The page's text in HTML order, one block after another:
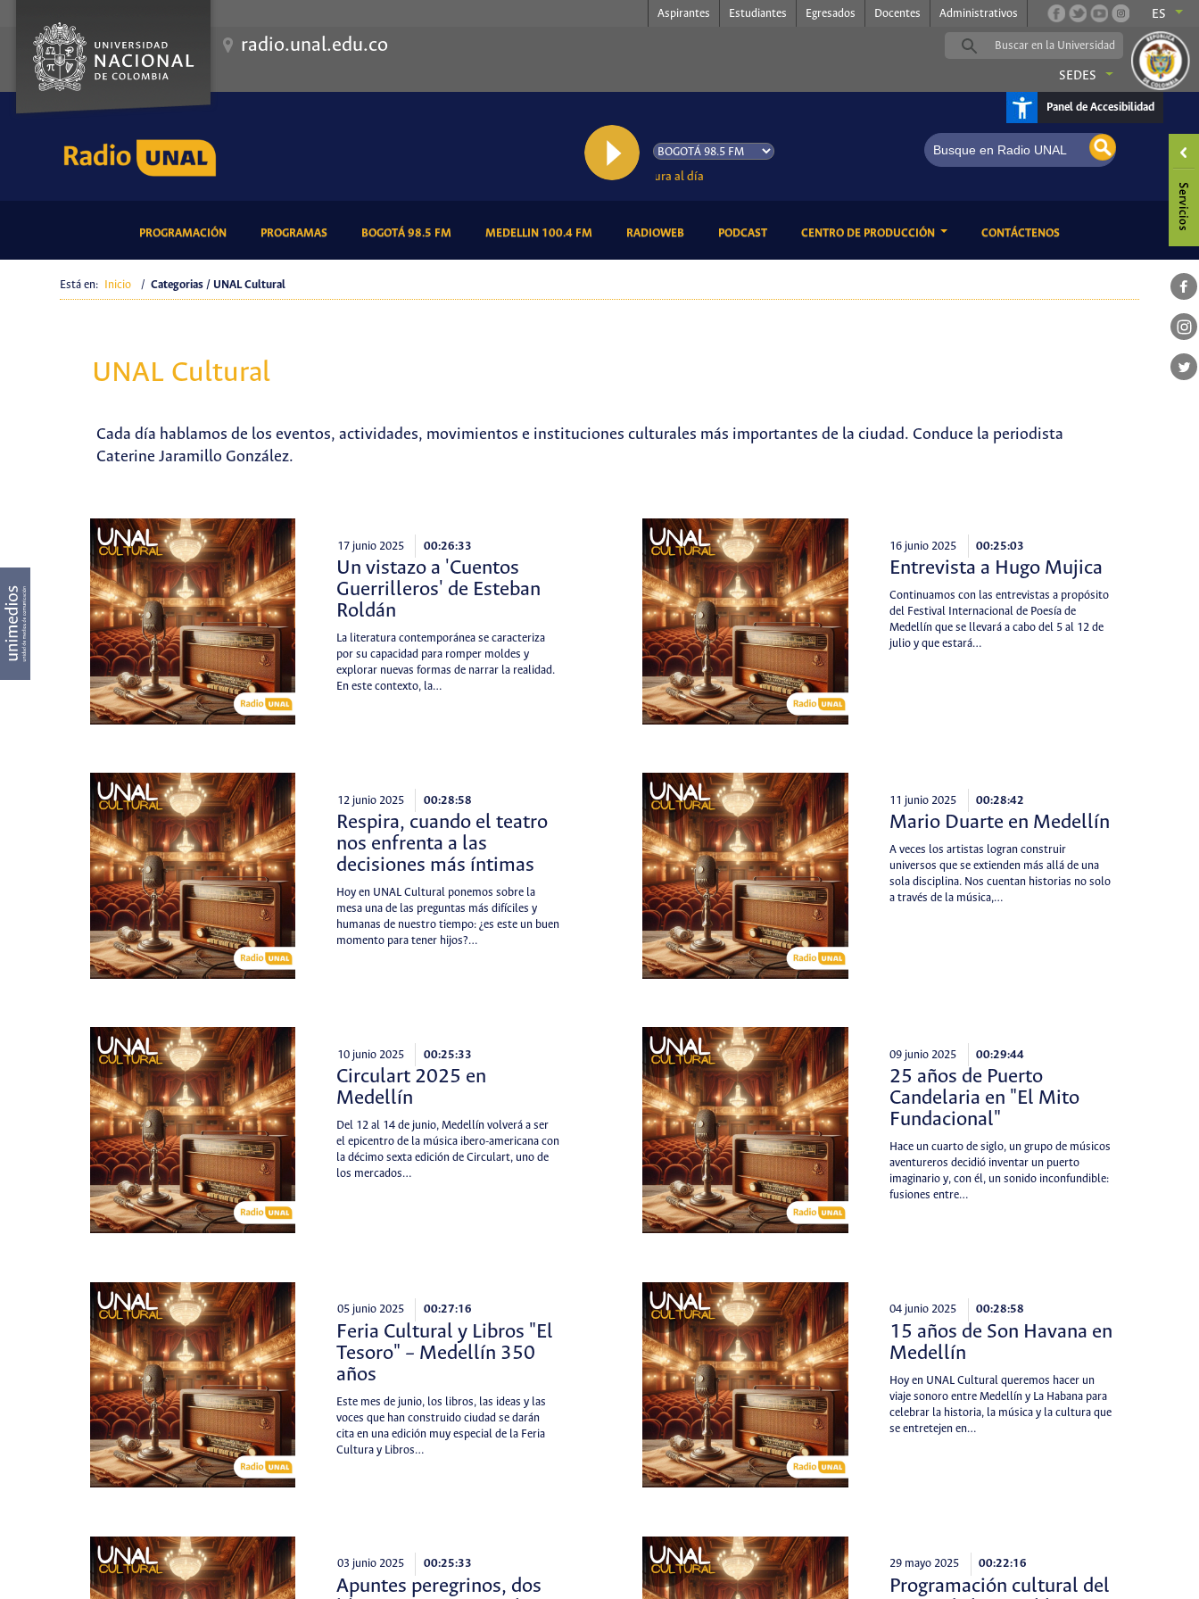
Aspirantes Estudiantes Egresados Docentes Administrativos ES
radio.unal.edu.co
SEDES
Panel de Accesibilidad
AL AIRE: Cultura al día
PROGRAMACIÓN(CURRENT)PROGRAMAS(CURRENT)BOGOTÁ 98.5 FM(CURRENT)MEDELLIN 100.4 FM(CURRENT)RADIOWEB(CURRENT)PODCAST(CURRENT)CENTRO DE PRODUCCIÓN CONTÁCTENOS(CURRENT)
Está en: Inicio / Categorias / UNAL Cultural
UNAL Cultural
Cada día hablamos de los eventos, actividades, movimientos e instituciones culturales más importantes de la ciudad. Conduce la periodista
Caterine Jaramillo González.
17 junio 2025 00:26:33
Un vistazo a 'Cuentos
Guerrilleros' de Esteban
Roldán
La literatura contemporánea se caracteriza
por su capacidad para romper moldes y
explorar nuevas formas de narrar la realidad.
En este contexto, la…
16 junio 2025 00:25:03
Entrevista a Hugo Mujica
Continuamos con las entrevistas a propósito
del Festival Internacional de Poesía de
Medellín que se llevará a cabo del 5 al 12 de
julio y que estará…
12 junio 2025 00:28:58
Respira, cuando el teatro
nos enfrenta a las
decisiones más íntimas
Hoy en UNAL Cultural ponemos sobre la
mesa una de las preguntas más difíciles y
humanas de nuestro tiempo: ¿es este un buen
momento para tener hijos?…
11 junio 2025 00:28:42
Mario Duarte en Medellín
A veces los artistas logran construir
universos que se extienden más allá de una
sola disciplina. Nos cuentan historias no solo
a través de la música,…
10 junio 2025 00:25:33
Circulart 2025 en
Medellín
Del 12 al 14 de junio, Medellín volverá a ser
el epicentro de la música ibero-americana con
la décimo sexta edición de Circulart, uno de
los mercados…
09 junio 2025 00:29:44
25 años de Puerto
Candelaria en "El Mito
Fundacional"
Hace un cuarto de siglo, un grupo de músicos
aventureros decidió inventar un puerto
imaginario y, con él, un sonido inconfundible:
fusiones entre…
05 junio 2025 00:27:16
Feria Cultural y Libros "El
Tesoro" – Medellín 350
años
Este mes de junio, los libros, las ideas y las
voces que han construido ciudad se darán
cita en una edición muy especial de la Feria
Cultura y Libros…
04 junio 2025 00:28:58
15 años de Son Havana en
Medellín
Hoy en UNAL Cultural queremos hacer un
viaje sonoro entre Medellín y La Habana para
celebrar la historia, la música y la cultura que
se entretejen en…
03 junio 2025 00:25:33
Apuntes peregrinos, dos
29 mayo 2025 00:22:16
Programación cultural del